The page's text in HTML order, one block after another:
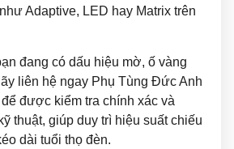
Adaptive, LED hay Matrix trên
đang có dấu hiệu mờ, ố vàng
liên hệ ngay Phụ Tùng Đức Anh
để được kiểm tra chính xác và
thuật, giúp duy trì hiệu suất chiếu
dài tuổi thọ đèn.